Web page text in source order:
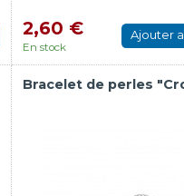
2,60 €
En stock
Ajouter
Bracelet de perles